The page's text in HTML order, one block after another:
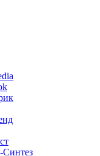
Синтез